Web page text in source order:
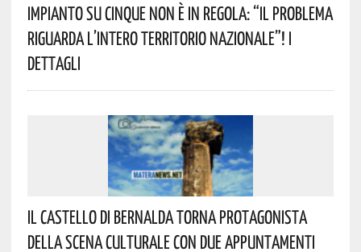
Impianto Su Cinque Non È In Regola: “il Problema
Riguarda L’intero Territorio Nazionale”! I
Dettagli
Il Castello Di Bernalda Torna Protagonista
Della Scena Culturale Con Due Appuntamenti